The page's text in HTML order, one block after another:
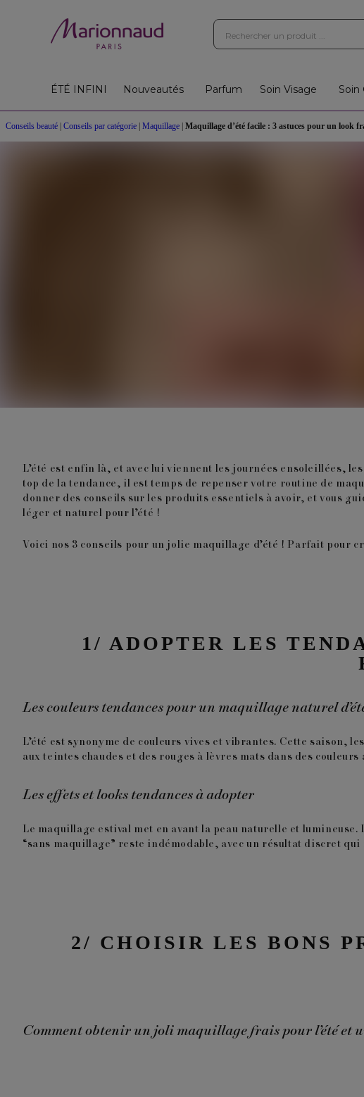
ÉTÉ INFINI Nouveautés Parfum Soin Visage Soin
Conseils beauté Conseils par catégorie Maquillage Maquillage d’été facile : 3 astuces pour un look
L’été est enfin là, et avec lui viennent les journées ensoleillées,
top de la tendance, il est temps de repenser votre routine de
donner des conseils sur les produits essentiels à avoir, et vous
léger et naturel pour l’été !
Voici nos 3 conseils pour un jolie maquillage d’été ! Parfait pour
1/ ADOPTER LES
Les couleurs tendances pour un maquillage naturel
L’été est synonyme de couleurs vives et vibrantes. Cette
aux teintes chaudes et des rouges à lèvres mats dans des
Les effets et looks tendances à adopter
Le maquillage estival met en avant la peau naturelle et
“sans maquillage” reste indémodable, avec un résultat discret
2/ CHOISIR LES BONS
Comment obtenir un joli maquillage frais pour l’été et